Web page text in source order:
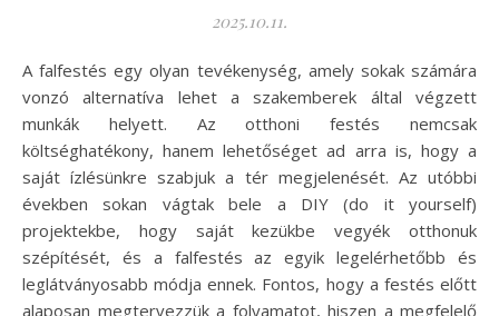
2025.10.11.
A falfestés egy olyan tevékenység, amely sokak számára
vonzó alternatíva lehet a szakemberek által végzett
munkák helyett. Az otthoni festés nemcsak
költséghatékony, hanem lehetőséget ad arra is, hogy a
saját ízlésünkre szabjuk a tér megjelenését. Az utóbbi
években sokan vágtak bele a DIY (do it yourself)
projektekbe, hogy saját kezükbe vegyék otthonuk
szépítését, és a falfestés az egyik legelérhetőbb és
leglátványosabb módja ennek. Fontos, hogy a festés előtt
alaposan megtervezzük a folyamatot, hiszen a megfelelő